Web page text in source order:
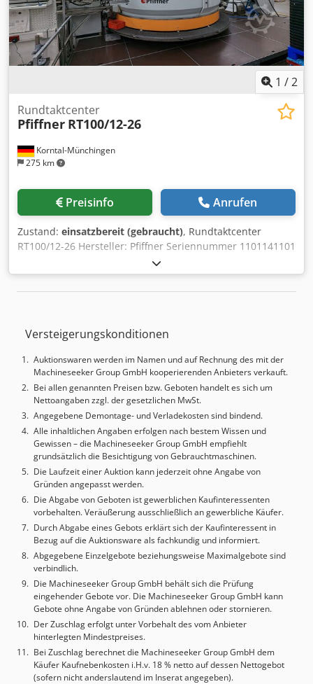
1 /2
Korntal-Münchingen
275 km
Rundtaktcenter
Pfiffner RT100/12-26
Preisinfo Anrufen
Zustand: einsatzbereit (gebraucht), Rundtaktcenter
RT100/12-26 Hersteller: Pfiffner Seriennummer 1101141101
Einschaltstunden 42.500 Stellfläche 14m x 8m Chjdpfxoi
Ewn Es Ahkoa
Versteigerungskonditionen
Auktionswaren werden im Namen und auf Rechnung des mit der
Machineseeker Group GmbH kooperierenden Anbieters verkauft.
Bei allen genannten Preisen bzw. Geboten handelt es sich um
Nettoangaben zzgl. der gesetzlichen MwSt.
Angegebene Demontage- und Verladekosten sind bindend.
Alle inhaltlichen Angaben erfolgen nach bestem Wissen und
Gewissen – die Machineseeker Group GmbH empfiehlt
grundsätzlich die Besichtigung von Gebrauchtmaschinen.
Die Laufzeit einer Auktion kann jederzeit ohne Angabe von
Gründen angepasst werden.
Die Abgabe von Geboten ist gewerblichen Kaufinteressenten
vorbehalten. Veräußerung ausschließlich an gewerbliche Käufer.
Durch Abgabe eines Gebots erklärt sich der Kaufinteressent in
Bezug auf die Auktionsware als fachkundig und informiert.
Abgegebene Einzelgebote beziehungsweise Maximalgebote sind
verbindlich.
Die Machineseeker Group GmbH behält sich die Prüfung
eingehender Gebote vor. Die Machineseeker Group GmbH kann
Gebote ohne Angabe von Gründen ablehnen oder stornieren.
Der Zuschlag erfolgt unter Vorbehalt des vom Anbieter
hinterlegten Mindestpreises.
Bei Zuschlag berechnet die Machineseeker Group GmbH dem
Käufer Kaufnebenkosten i.H.v. 18 % netto auf dessen Nettogebot
(sofern nicht anderslautend im Inserat angegeben).